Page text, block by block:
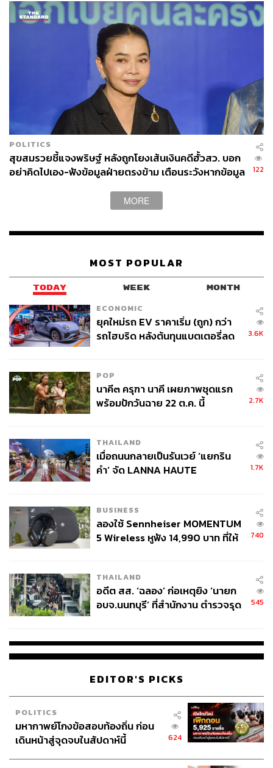
POLITICS
สุขสมรวยชี้แจงพริษฐ์ หลังถูกโยงเส้นเงินคดีฮั้วสว. บอก
อย่าคิดไปเอง-ฟังข้อมูลฝ่ายตรงข้าม เตือนระวังหากข้อมูล
122
MORE
MOST POPULAR
TODAY WEEK MONTH
ECONOMIC
ยุคใหม่รถ EV ราคาเริ่ม (ถูก) กว่า
รถไฮบริด หลังต้นทุนแบตเตอรี่ลด
3.6K
POP
นาคี๓ ครุฑา นาคี เผยภาพชุดแรก
พร้อมปักวันฉาย 22 ต.ค. นี้
2.7K
THAILAND
เมื่อถนนกลายเป็นรันเวย์ ‘แยกริน
คำ’ จัด LANNA HAUTE
1.7K
BUSINESS
ลองใช้ Sennheiser MOMENTUM
5 Wireless หูฟัง 14,990 บาท ที่ให้
740
THAILAND
อดีต สส. ‘ฉลอง’ ก่อเหตุยิง ‘นายก
อบจ.นนทบุรี’ ที่สำนักงาน ตำรวจรุด
545
EDITOR'S PICKS
POLITICS
มหากาพย์โกงข้อสอบท้องถิ่น ก่อน
เดินหน้าสู่จุดจบในสัปดาห์นี้
624